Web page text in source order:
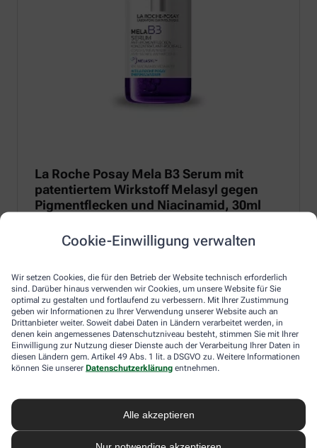
Cookie-Einwilligung verwalten
Wir setzen Cookies, die für den Betrieb der Website technisch erforderlich
sind. Darüber hinaus verwenden wir Cookies, um unsere Website für Sie
optimal zu gestalten und fortlaufend zu verbessern. Mit Ihrer Zustimmung
geben wir Informationen zu Ihrer Verwendung unserer Website auch an
Drittanbieter weiter. Soweit dabei Daten in Ländern verarbeitet werden, in
denen kein angemessenes Datenschutzniveau besteht, stimmen Sie mit Ihrer
Einwilligung zur Nutzung dieser Dienste auch der Verarbeitung Ihrer Daten in
diesen Ländern gem. Artikel 49 Abs. 1 lit. a DSGVO zu. Weitere Informationen
können Sie unserer Datenschutzerklärung entnehmen.
Alle akzeptieren
La Roche Posay Mela B3 Serum mit
patentiertem Wirkstoff Melasyl gegen
Pigmentflecken und Niacinamid, 30ml
Regulierung von Melanin und 10 % Niacinamid für eine
Zum Produkt